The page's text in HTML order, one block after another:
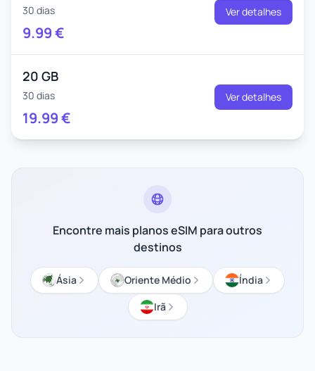
30 dias
9.99€
Ver detalhes
20 GB
30 dias
19.99€
Ver detalhes
Encontre mais planos eSIM para outros
destinos
Ásia Oriente Médio
Índia
Irã